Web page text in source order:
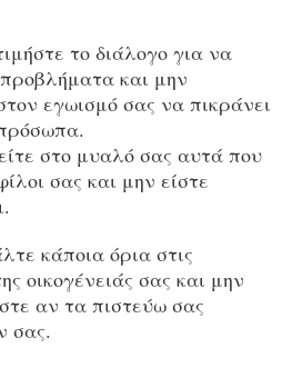
το διάλογο για να
και μην
εγωισμό σας να πικράνει
στο μυαλό σας αυτά που
σας και μην είστε
κάποια όρια στις
οικογένειάς σας και μην
αν τα πιστεύω σας
σας.